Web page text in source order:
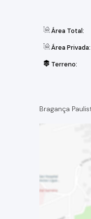
Área Total:
Área Privada:
Terreno:
Bragança